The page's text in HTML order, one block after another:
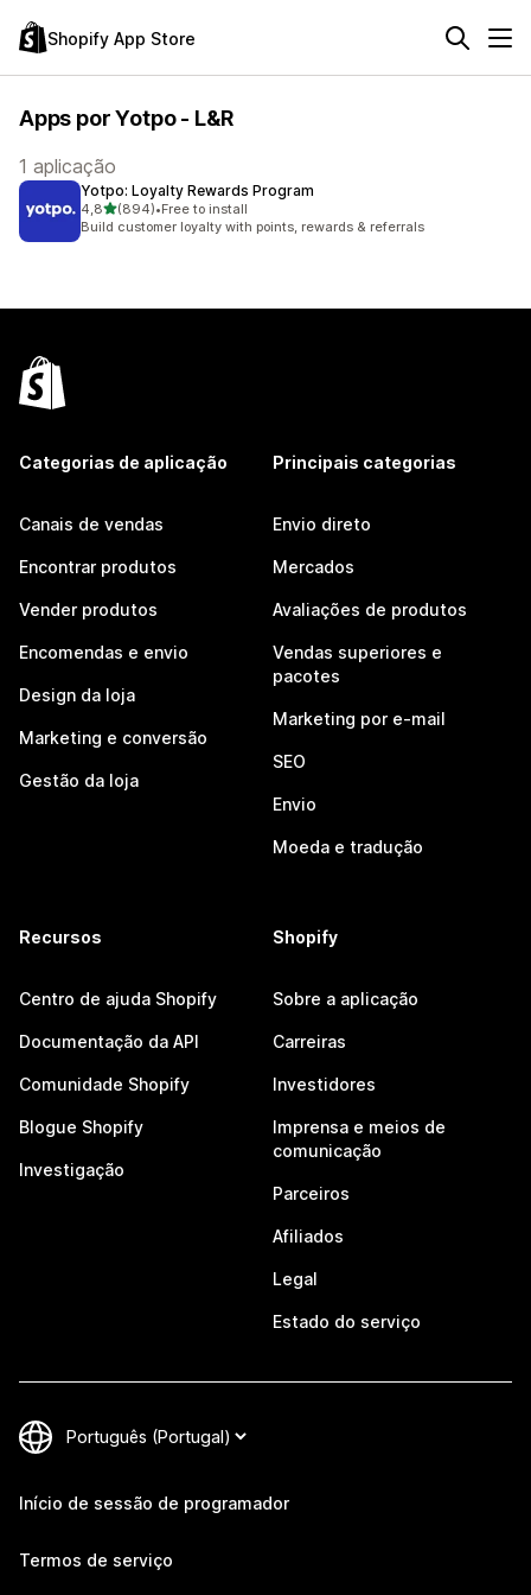
Shopify App Store
Apps por Yotpo - L&R
1 aplicação
Yotpo: Loyalty Rewards Program
4,8de 5 estrelas
(894)
894 total de avaliações
•Free to install
Build customer loyalty with points, rewards & referrals
Categorias de aplicação
Canais de vendas
Encontrar produtos
Vender produtos
Encomendas e envio
Design da loja
Marketing e conversão
Gestão da loja
Principais categorias
Envio direto
Mercados
Avaliações de produtos
Vendas superiores e
pacotes
Marketing por e-mail
SEO
Envio
Moeda e tradução
Recursos
Centro de ajuda Shopify
Documentação da API
Comunidade Shopify
Blogue Shopify
Investigação
Shopify
Sobre a aplicação
Carreiras
Investidores
Imprensa e meios de
comunicação
Parceiros
Afiliados
Legal
Estado do serviço
Início de sessão de programador
Termos de serviço